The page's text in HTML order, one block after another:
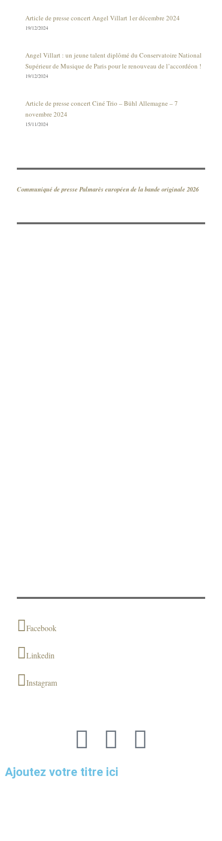
Article de presse concert Angel Villart 1er décembre 2024
19/12/2024
Angel Villart : un jeune talent diplômé du Conservatoire National
Supérieur de Musique de Paris pour le renouveau de l’accordéon !
19/12/2024
Article de presse concert Ciné Trio – Bühl Allemagne – 7
novembre 2024
15/11/2024
Communiqué de presse Palmarès européen de la bande originale 2026
Facebook
Linkedin
Instagram
Ajoutez votre titre ici